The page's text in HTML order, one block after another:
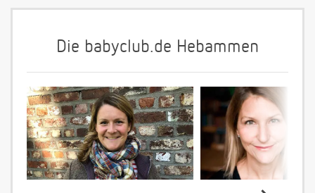
Die babyclub.de Hebammen